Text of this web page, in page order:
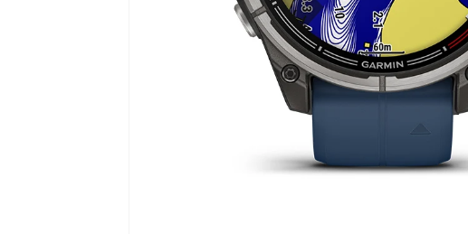
Compra ahora y paga a meses sin
elige pagar con
con saldo disponible, débito u